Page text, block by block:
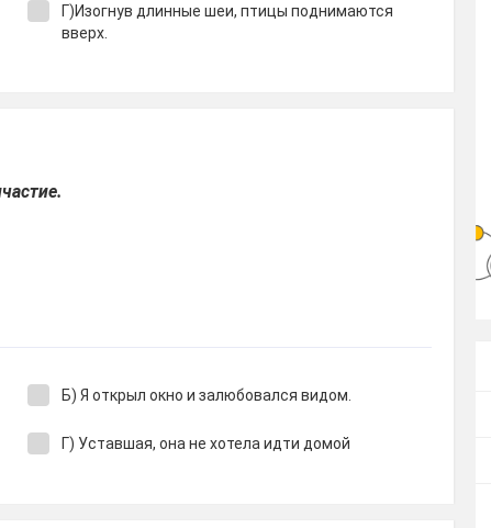
Г)Изогнув длинные шеи, птицы поднимаются
вверх.
Б) Я открыл окно и залюбовался видом.
Г) Уставшая, она не хотела идти домой